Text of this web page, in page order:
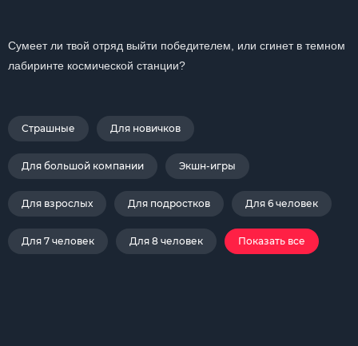
Сумеет ли твой отряд выйти победителем, или сгинет в темном
лабиринте космической станции?
Страшные Для новичков
Для большой компании Экшн-игры
Для взрослых Для подростков Для 6 человек
Для 7 человек Для 8 человек Показать все